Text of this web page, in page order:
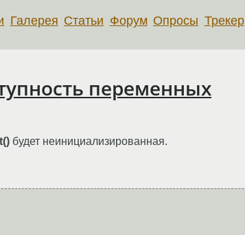
Галерея Статьи Форум Опросы Трекер
переменных
будет неинициализированная.